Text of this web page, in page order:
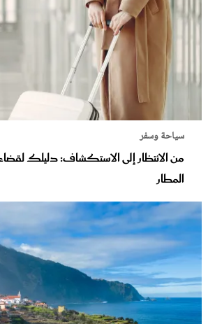
سياحة وسفر
من الانتظار إلى الاستكشاف: دليلك
المطار